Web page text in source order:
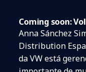
Coming soon:
Anna Sánchez
Distribution
da VW está